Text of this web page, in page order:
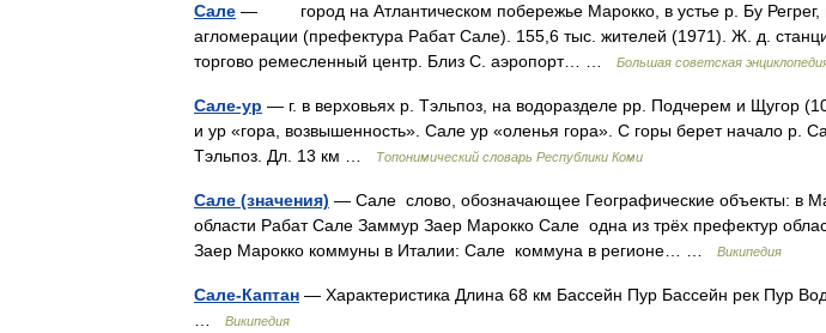
Сале — город на Атлантическом побережье Марокко, в устье р. Бу Регрег,
агломерации (префектура Рабат Сале). 155,6 тыс. жителей (1971). Ж. д.
торгово ремесленный центр. Близ С. аэропорт… …
Большая советская
Сале-ур — г. в верховьях р. Тэльпоз, на водоразделе pp. Подчерем и Щугор
и ур «гора, возвышенность». Сале ур «оленья гора». С горы берет начало р.
Тэльпоз. Дл. 13 км …
Топонимический словарь Республики Коми
Сале (значения) — Сале слово, обозначающее Географические объекты: в
области Рабат Сале Заммур Заер Марокко Сале одна из трёх префектур
Заер Марокко коммуны в Италии: Сале коммуна в регионе… …
Википедия
Сале-Каптан — Характеристика Длина 68 км Бассейн Пур Бассейн рек Пур
Википедия